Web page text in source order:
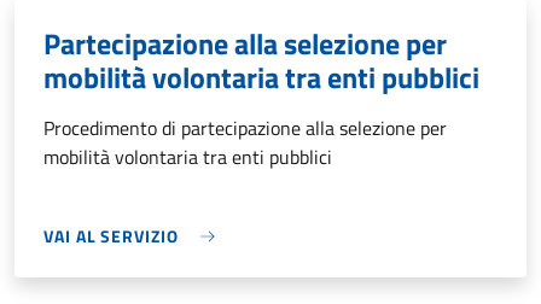
Partecipazione alla selezione per
mobilità volontaria tra enti pubblici
Procedimento di partecipazione alla selezione per
mobilità volontaria tra enti pubblici
VAI AL SERVIZIO